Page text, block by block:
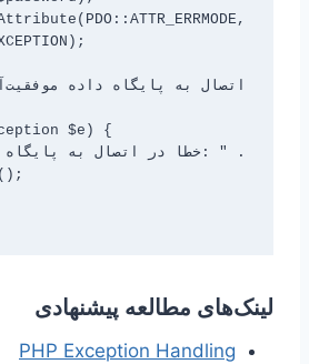
$e) {
لینک‌های مطالعه پیشنهادی
PHP Exception Handling